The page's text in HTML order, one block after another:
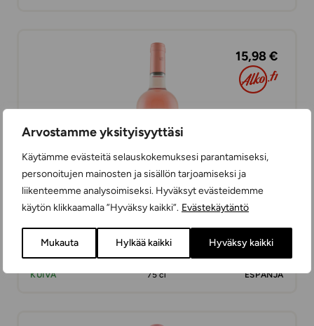
Arvostamme yksityisyyttäsi
Käytämme evästeitä selauskokemuksesi parantamiseksi,
personoitujen mainosten ja sisällön tarjoamiseksi ja
liikenteemme analysoimiseksi. Hyväksyt evästeidemme
käytön klikkaamalla ”Hyväksy kaikki”. Evästekäytäntö
Mukauta Hylkää kaikki Hyväksy kaikki
15,98 €
Museum Rosé
ROSEEVIINIT
KUIVA
75 cl ESPANJA